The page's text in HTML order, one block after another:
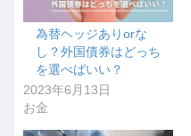
為替ヘッジありorな
し？外国債券はどっち
を選べばいい？
2023年6月13日
お金